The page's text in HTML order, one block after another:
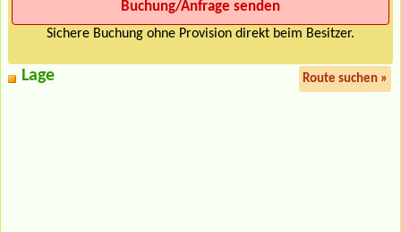
Sichere Buchung ohne Provision direkt beim Besitzer.
Lage Route suchen »